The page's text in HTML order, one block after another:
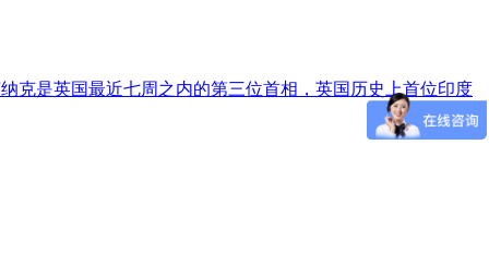
克是英国最近七周之内的第三位首相，英国历史上首位印度